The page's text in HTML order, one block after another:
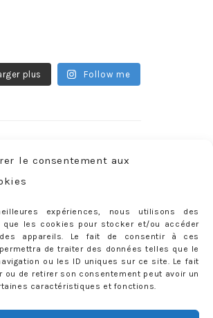
le consentement aux
expériences, nous utilisons des
que les cookies pour stocker et/ou accéder
appareils. Le fait de consentir à ces
de traiter des données telles que le
ou les ID uniques sur ce site. Le fait
ou de retirer son consentement peut avoir un
caractéristiques et fonctions.
plus Follow me
SUR LE BLOG
: